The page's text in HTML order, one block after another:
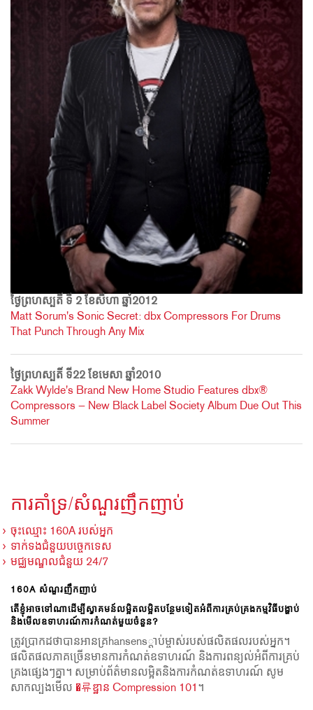
ថ្ងៃព្រហស្បតិ៍ ទី 2 ខែសីហា ឆ្នាំ2012
Matt Sorum's Sonic Secret: dbx Compressors For Drums
That Punch Through Any Mix
ថ្ងៃព្រហស្បតិ៍ ទី22 ខែមេសា ឆ្នាំ2010
Zakk Wylde's Brand New Home Studio Features dbx®
Compressors — New Black Label Society Album Due Out This
Summer
ការគាំទ្រ/សំណួរញឹកញាប់
ចុះឈ្មោះ 160A របស់អ្នក
ទាក់ទងជំនួយបច្ចេកទេស
មជ្ឈមណ្ឌលជំនួយ 24/7
160A សំណួរញឹកញាប់
តើខ្ញុំអាចទៅណាដើម្បីស្វាគមន៍លម្អិតលម្អិតបន្ថែមទៀតអំពីការគ្រប់គ្រងកម្មវិធីបង្ហាប់
និងមើលឧទាហរណ៍ការកំណត់មួយចំនួន?
ត្រូវប្រាកដថាបានអានគ្រhansens្ដាប់ម្ចាស់របស់ផលិតផលរបស់អ្នក។
ផលិតផលភាគច្រើនមានការកំណត់ឧទាហរណ៍ និងការពន្យល់អំពីការគ្រប់
គ្រងផ្សេងៗគ្នា។ សម្រាប់ព័ត៌មានលម្អិតនិងការកំណត់ឧទាហរណ៍ សូម
សាកល្បងមើល �류ឌ្ឋាន Compression 101 ។